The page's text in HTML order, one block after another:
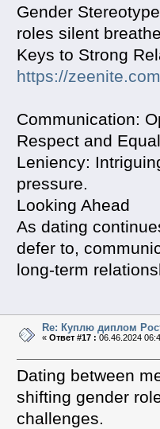
Gender
roles silent
Keys to Strong
https://
Communication:
Respect and
Leniency:
pressure.
Looking Ahead
As dating
defer to,
long-term
Re: Куплю диплом
«Ответ #17 : 06.46.2024
Dating between
shifting gender
challenges.